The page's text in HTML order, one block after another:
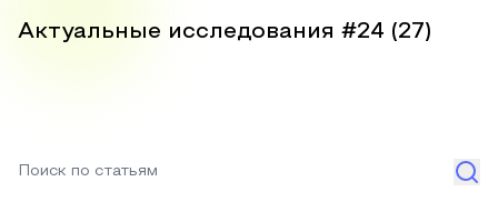
Актуальные исследования #24 (27)